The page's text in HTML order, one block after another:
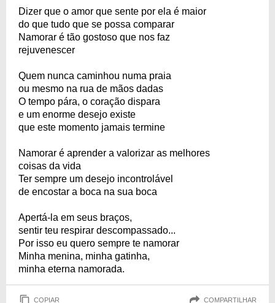
Dizer que o amor que sente por ela é maior
do que tudo que se possa comparar
Namorar é tão gostoso que nos faz
rejuvenescer
Quem nunca caminhou numa praia
ou mesmo na rua de mãos dadas
O tempo pára, o coração dispara
e um enorme desejo existe
que este momento jamais termine
Namorar é aprender a valorizar as melhores
coisas da vida
Ter sempre um desejo incontrolável
de encostar a boca na sua boca
Apertá-la em seus braços,
sentir teu respirar descompassado...
Por isso eu quero sempre te namorar
Minha menina, minha gatinha,
minha eterna namorada.
COPIAR COMPARTILHAR